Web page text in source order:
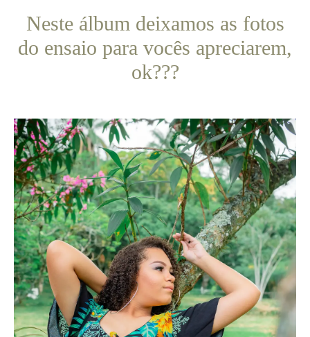
Neste álbum deixamos as fotos
do ensaio para vocês apreciarem,
ok???